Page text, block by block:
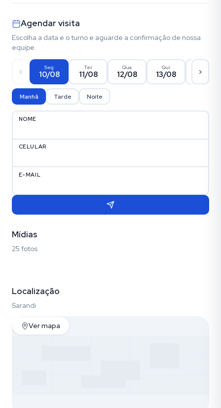
Agendar visita
Escolha a data e o turno e aguarde a confirmação de nossa
equipe.
Seg
10/08
Ter
11/08
Qua
12/08
Qui
13/08 14/08
Manhã Tarde Noite
NOME
CELULAR
E-MAIL
Mídias
25 fotos
Localização
Sarandi
Ver mapa